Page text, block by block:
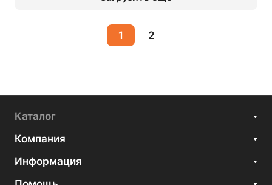
1 2
Каталог
Компания
Информация